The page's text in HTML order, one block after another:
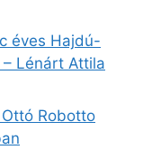
éves Hajdú-
Lénárt Attila
Robotto